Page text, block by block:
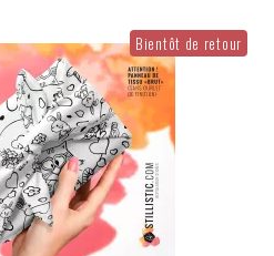
Bientôt de retour